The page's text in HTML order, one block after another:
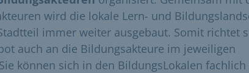
wird die lokale Lern- und
immer weiter ausgebaut. Somit richtet
auch an die Bildungsakteure im jeweiligen
können sich in den BildungsLokalen fachlich